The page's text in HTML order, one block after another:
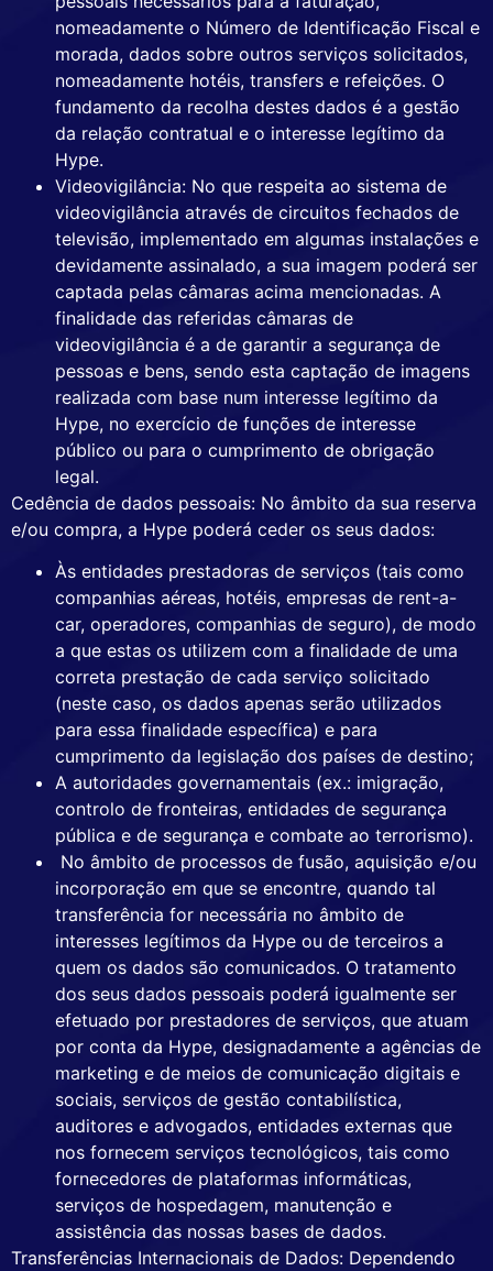
nomeadamente o Número de Identificação Fiscal e
morada, dados sobre outros serviços solicitados,
nomeadamente hotéis, transfers e refeições. O
fundamento da recolha destes dados é a gestão
da relação contratual e o interesse legítimo da
Hype.
Videovigilância: No que respeita ao sistema de
videovigilância através de circuitos fechados de
televisão, implementado em algumas instalações e
devidamente assinalado, a sua imagem poderá ser
captada pelas câmaras acima mencionadas. A
finalidade das referidas câmaras de
videovigilância é a de garantir a segurança de
pessoas e bens, sendo esta captação de imagens
realizada com base num interesse legítimo da
Hype, no exercício de funções de interesse
público ou para o cumprimento de obrigação
legal.
Cedência de dados pessoais: No âmbito da sua reserva
e/ou compra, a Hype poderá ceder os seus dados:
Às entidades prestadoras de serviços (tais como
companhias aéreas, hotéis, empresas de rent-a-
car, operadores, companhias de seguro), de modo
a que estas os utilizem com a finalidade de uma
correta prestação de cada serviço solicitado
(neste caso, os dados apenas serão utilizados
para essa finalidade específica) e para
cumprimento da legislação dos países de destino;
A autoridades governamentais (ex.: imigração,
controlo de fronteiras, entidades de segurança
pública e de segurança e combate ao terrorismo).
No âmbito de processos de fusão, aquisição e/ou
incorporação em que se encontre, quando tal
transferência for necessária no âmbito de
interesses legítimos da Hype ou de terceiros a
quem os dados são comunicados. O tratamento
dos seus dados pessoais poderá igualmente ser
efetuado por prestadores de serviços, que atuam
por conta da Hype, designadamente a agências de
marketing e de meios de comunicação digitais e
sociais, serviços de gestão contabilística,
auditores e advogados, entidades externas que
nos fornecem serviços tecnológicos, tais como
fornecedores de plataformas informáticas,
serviços de hospedagem, manutenção e
assistência das nossas bases de dados.
Transferências Internacionais de Dados: Dependendo